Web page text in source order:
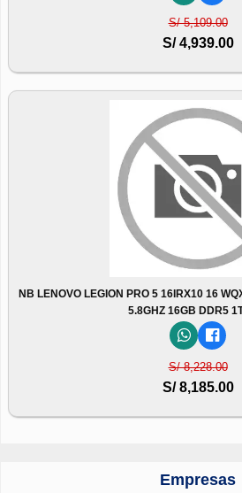
S/ 5,109.00
S/ 4,939.00
NB LENOVO LEGION PRO 5 16IRX10 16
5.8GHZ 16GB DDR5
S/ 8,228.00
S/ 8,185.00
Empresas